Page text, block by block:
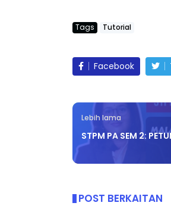
Tags Tutorial
Facebook
Lebih lama
STPM PA SEM 2:
POST BERKAITAN